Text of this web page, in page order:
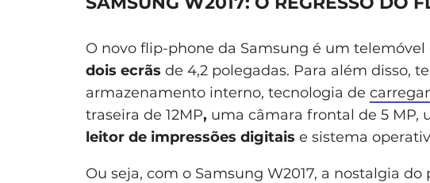
O novo flip-phone da Samsung é um
dois ecrãs de 4,2 polegadas. Para além disso,
armazenamento interno, tecnologia de
traseira de 12MP, uma câmara frontal de 5 MP,
leitor de impressões digitais e sistema
Ou seja, com o Samsung W2017, a nostalgia